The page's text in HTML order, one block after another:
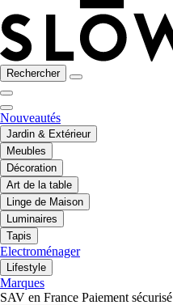
Rechercher
Nouveautés
Jardin & Extérieur
Meubles
Décoration
Art de la table
Linge de Maison
Luminaires
Tapis
Electroménager
Lifestyle
Marques
SAV en France Paiement sécurisé